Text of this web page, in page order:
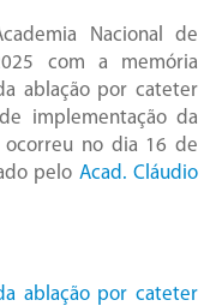
Nacional de
com a memória
ablação por cateter
implementação da
ocorreu no dia 16 de
pelo Acad. Cláudio
ablação por cateter